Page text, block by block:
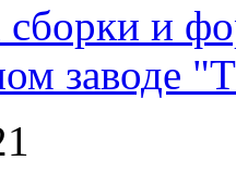
и
заводе